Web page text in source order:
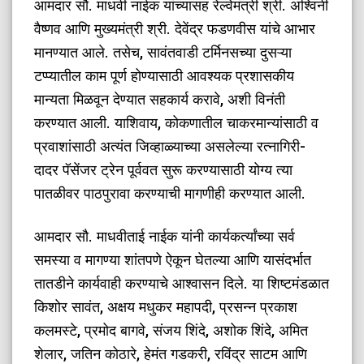
आमदार सौ. माधवी नाईक यांच्यासह रेल्वेमंत्री श्री. अश्विनी
वैष्णव आणि मुख्यमंत्री श्री. देवेंद्र फडणवीस यांचे आभार
मानण्यात आले. तसेच, सावंतवाडी टर्मिनसच्या दुसऱ्या
टप्प्यातील काम पूर्ण होण्यासाठी आवश्यक प्रशासकीय
मान्यता मिळवून देण्यात सहकार्य करावे, अशी विनंती
करण्यात आली. याशिवाय, कोकणातील चाकरमान्यांसाठी व
प्रवाशांसाठी अत्यंत जिव्हाळ्याच्या असलेल्या रत्नागिरी-
दादर पॅसेंजर ट्रेन पूर्ववत सुरू करण्यासाठी योग्य त्या
पातळीवर पाठपुरावा करण्याची मागणीही करण्यात आली.
​आमदार सौ. माधवीताई नाईक यांनी कार्यकर्त्यांच्या सर्व
समस्या व मागण्या शांतपणे ऐकून घेतल्या आणि यासंदर्भात
तातडीने कार्यवाही करण्याचे आश्वासन दिले. या शिष्टमंडळात
किशोर सावंत, अक्षय मधुकर महापदी, प्रसन्न प्रकाश
कलमस्टे, प्रमोद बागवे, संजय शिंदे, अशोक शिंदे, अमित
शेलार, जतिन कोठारे, हेमंत गडकरी, रविंद्र साटम आणि